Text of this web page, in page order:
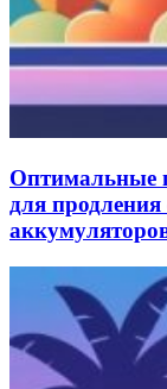
Оптимальные
для